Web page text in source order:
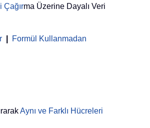
Çağırma Üzerine Dayalı Veri
Formül Kullanmadan
Aynı ve Farklı Hücreleri